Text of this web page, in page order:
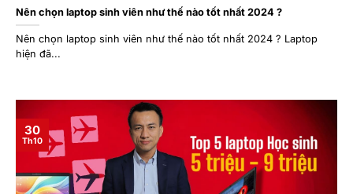
Nên chọn laptop sinh viên như thế nào tốt nhất 2024 ?
Nên chọn laptop sinh viên như thế nào tốt nhất 2024 ? Laptop
hiện đã...
30
Th10